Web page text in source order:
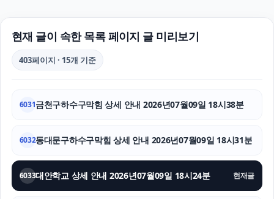
인스타 팔로워
대전이혼전문변호사
트립닷컴 할인코드
울산이혼전문변호사
현재 글이 속한 목록 페이지 글 미리보기
403페이지 · 15개 기준
6031금천구하수구막힘 상세 안내 2026년07월09일 18시38분
6032동대문구하수구막힘 상세 안내 2026년07월09일 18시31분
6033대안학교 상세 안내 2026년07월09일 18시24분 현재글